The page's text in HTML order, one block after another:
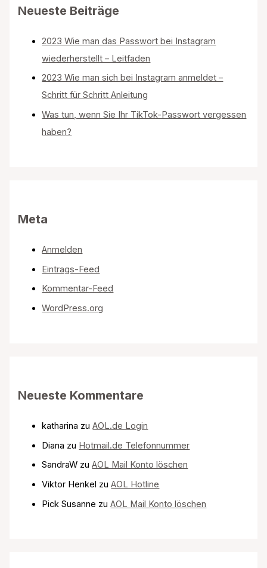
i
eNeueste Beiträge
2023 Wie man das Passwort bei Instagram
wiederherstellt – Leitfaden
2023 Wie man sich bei Instagram anmeldet –
Schritt für Schritt Anleitung
Was tun, wenn Sie Ihr TikTok-Passwort vergessen
haben?
Meta
Anmelden
Eintrags-Feed
Kommentar-Feed
WordPress.org
Neueste Kommentare
katharina zuAOL.de Login
Diana zu Hotmail.de Telefonnummer
SandraW zuAOL Mail Konto löschen
Viktor Henkel zuAOL Hotline
Pick Susanne zuAOL Mail Konto löschen